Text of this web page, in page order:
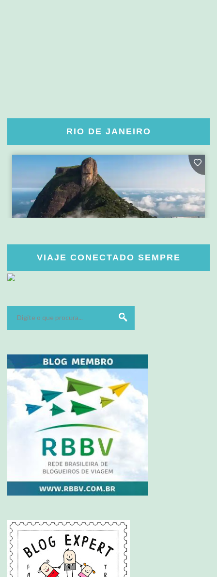
RIO DE JANEIRO
VIAJE CONECTADO SEMPRE